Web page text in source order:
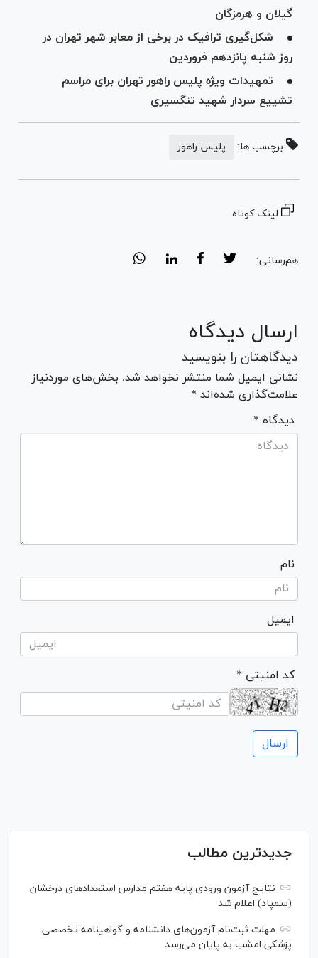
گیلان و هرمزگان
شکل‌گیری ترافیک در برخی از معابر شهر تهران در
روز شنبه پانزدهم فروردین
تمهیدات ویژه پلیس راهور تهران برای مراسم
تشییع سردار شهید تنگسیری
برچسب ها: پلیس راهور
لینک کوتاه
هم‌رسانی:
ارسال دیدگاه
دیدگاهتان را بنویسید
نشانی ایمیل شما منتشر نخواهد شد. بخش‌های موردنیاز
علامت‌گذاری شده‌اند *
* دیدگاه
نام
ایمیل
* کد امنیتی
جدیدترین مطالب
نتایج آزمون ورودی پایه هفتم مدارس استعدادهای درخشان
(سمپاد) اعلام شد
مهلت ثبت‌نام آزمون‌های دانشنامه و گواهینامه تخصصی
پزشکی امشب به پایان می‌رسد